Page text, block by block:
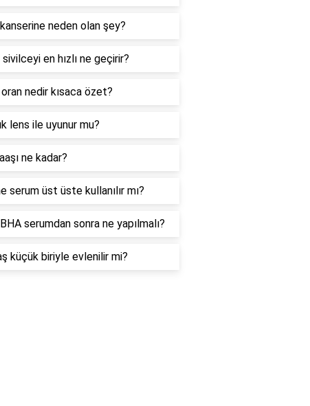
neden olan şey?
en hızlı ne geçirir?
nedir kısaca özet?
lens ile uyunur mu?
ne kadar?
serum üst üste kullanılır mı?
serumdan sonra ne yapılmalı?
küçük biriyle evlenilir mi?